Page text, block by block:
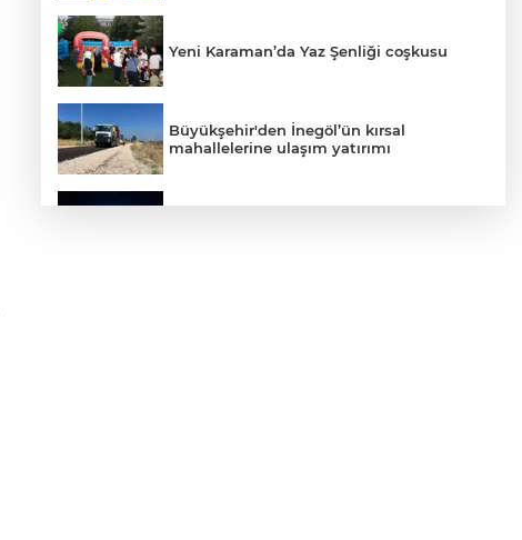
Yeni Karaman’da Yaz Şenliği coşkusu
Büyükşehir'den İnegöl’ün kırsal
mahallelerine ulaşım yatırımı